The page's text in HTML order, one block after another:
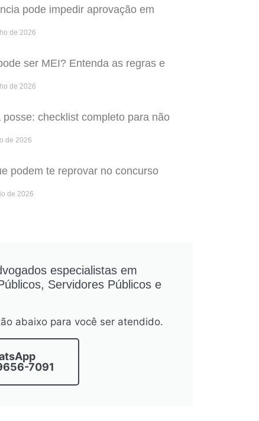
pode impedir aprovação em
de 2026
ser MEI? Entenda as regras e
de 2026
checklist completo para não
de 2026
podem te reprovar no concurso
de 2026
especialistas em
Servidores Públicos e
abaixo para você ser atendido.
7091